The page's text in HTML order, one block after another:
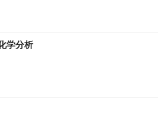
学分析